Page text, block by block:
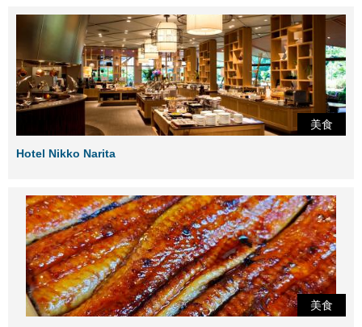
美食
Hotel Nikko Narita
美食